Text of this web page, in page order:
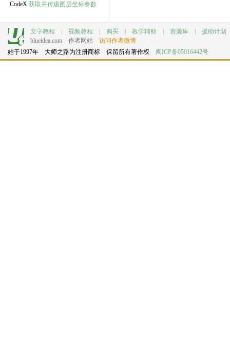
CodeX 获取并传递图层坐标参数
文字教程 视频教程 购买 教学辅助 资源库 援助计划
blueidea.com
作者网站 访问作者微博
始于1997年 大师之路为注册商标 保留所有著作权 闽ICP备05016442号